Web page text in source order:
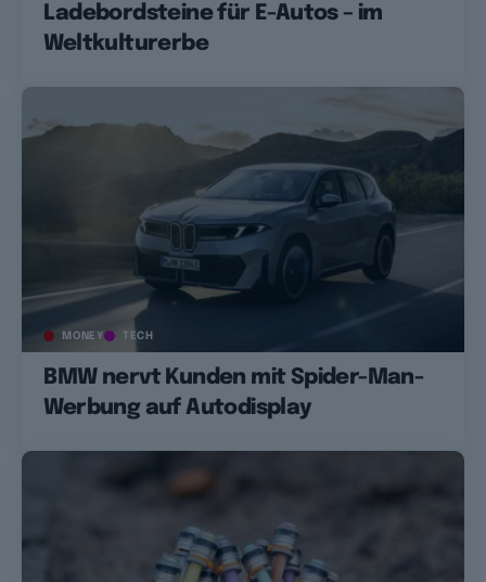
Ladebordsteine für E-Autos – im
Weltkulturerbe
MONEY TECH
BMW nervt Kunden mit Spider-Man-
Werbung auf Autodisplay